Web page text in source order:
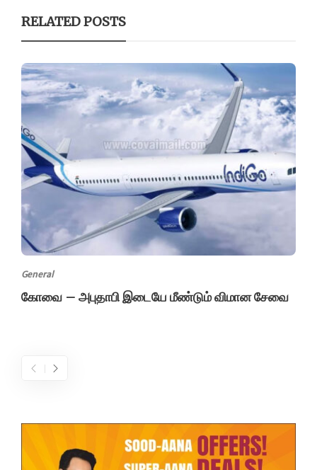
RELATED POSTS
General
கோவை – அபுதாபி இடையே மீண்டும் விமான சேவை